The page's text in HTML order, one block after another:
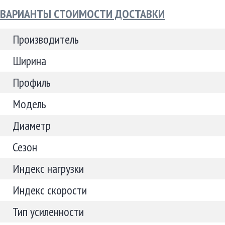
ВАРИАНТЫ СТОИМОСТИ ДОСТАВКИ
Производитель
Ширина
Профиль
Модель
Диаметр
Сезон
Индекс нагрузки
Индекс скорости
Тип усиленности